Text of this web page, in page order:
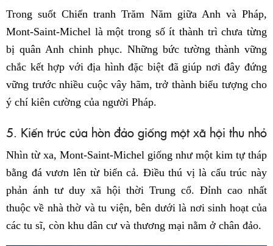
Trong suốt Chiến tranh Trăm Năm giữa Anh và Pháp,
Mont-Saint-Michel là một trong số ít thành trì chưa từng
bị quân Anh chinh phục. Những bức tường thành vững
chắc kết hợp với địa hình đặc biệt đã giúp nơi đây đứng
vững trước nhiều cuộc vây hãm, trở thành biểu tượng cho
ý chí kiên cường của người Pháp.
5. Kiến trúc của hòn đảo giống một xã hội thu nhỏ
Nhìn từ xa, Mont-Saint-Michel giống như một kim tự tháp
bằng đá vươn lên từ biển cả. Điều thú vị là cấu trúc này
phản ánh tư duy xã hội thời Trung cổ. Đỉnh cao nhất
thuộc về nhà thờ và tu viện, bên dưới là nơi sinh hoạt của
các tu sĩ, còn khu dân cư và thương mại nằm ở chân đảo.